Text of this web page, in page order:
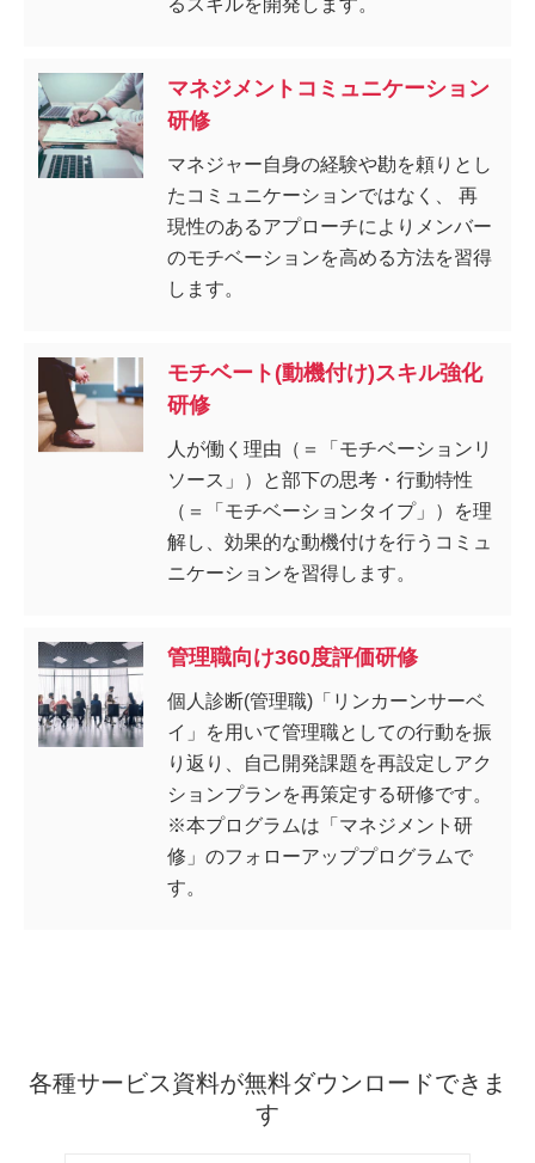
マネジメントコミュニケーション
研修
マネジャー自身の経験や勘を頼りとし
たコミュニケーションではなく、 再
現性のあるアプローチによりメンバー
のモチベーションを高める方法を習得
します。
モチベート(動機付け)スキル強化
研修
人が働く理由（＝「モチベーションリ
ソース」）と部下の思考・行動特性
（＝「モチベーションタイプ」）を理
解し、効果的な動機付けを行うコミュ
ニケーションを習得します。
管理職向け360度評価研修
個人診断(管理職)「リンカーンサーベ
イ」を用いて管理職としての行動を振
り返り、自己開発課題を再設定しアク
ションプランを再策定する研修です。
※本プログラムは「マネジメント研
修」のフォローアッププログラムで
す。
各種サービス資料が無料ダウンロードできま
す